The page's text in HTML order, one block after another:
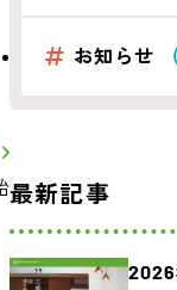
お知らせ
最新記事